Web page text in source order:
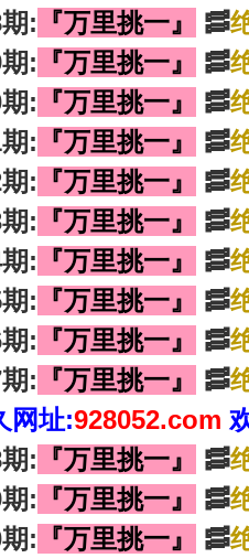
: 『万里挑一』 🥓
: 『万里挑一』 🥓
: 『万里挑一』 🥓
: 『万里挑一』 🥓
: 『万里挑一』 🥓
: 『万里挑一』 🥓
: 『万里挑一』 🥓
: 『万里挑一』 🥓
: 『万里挑一』 🥓
: 『万里挑一』 🥓
网址:928052.com
: 『万里挑一』 🥓
: 『万里挑一』 🥓
: 『万里挑一』 🥓